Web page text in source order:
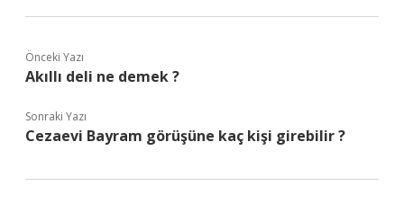
Önceki Yazı
Akıllı deli ne demek ?
Sonraki Yazı
Cezaevi Bayram görüşüne kaç kişi girebilir ?